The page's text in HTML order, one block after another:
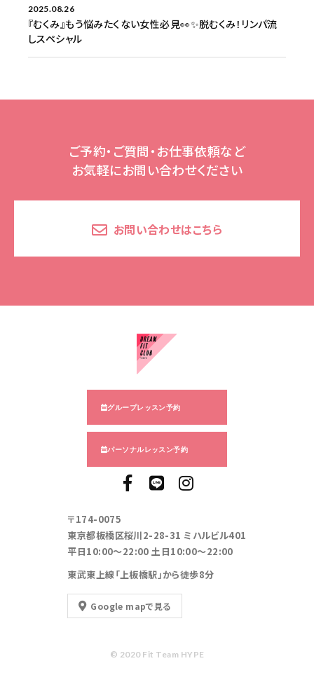
2025.08.26
『むくみ』もう悩みたくない女性必見👀✨脱むくみ！リンパ流
しスペシャル
ご予約・ご質問・お仕事依頼など
お気軽にお問い合わせください
お問い合わせはこちら
〒174-0075
東京都板橋区桜川2-28-31 ミハルビル401
平日10:00～22:00 土日10:00～22:00
東武東上線「上板橋駅」から徒歩8分
Google mapで見る
グループレッスン予約
パーソナルレッスン予約
© 2020 Fit Team HYPE